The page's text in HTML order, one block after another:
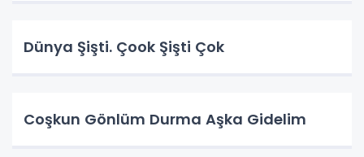
Dünya Şişti. Çook Şişti Çok
Coşkun Gönlüm Durma Aşka Gidelim